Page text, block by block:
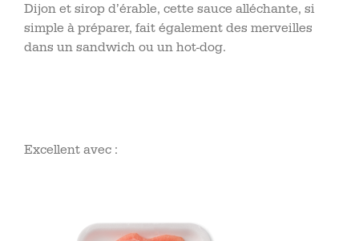
Dijon et sirop d’érable, cette sauce alléchante, si
simple à préparer, fait également des merveilles
dans un sandwich ou un hot-dog.
Excellent avec :